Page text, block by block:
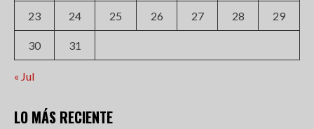
23 24 25 26 27 28 29
30 31
« Jul
LO MÁS RECIENTE